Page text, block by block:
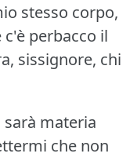
stesso corpo,
perbacco il
sissignore, chi
materia
che non